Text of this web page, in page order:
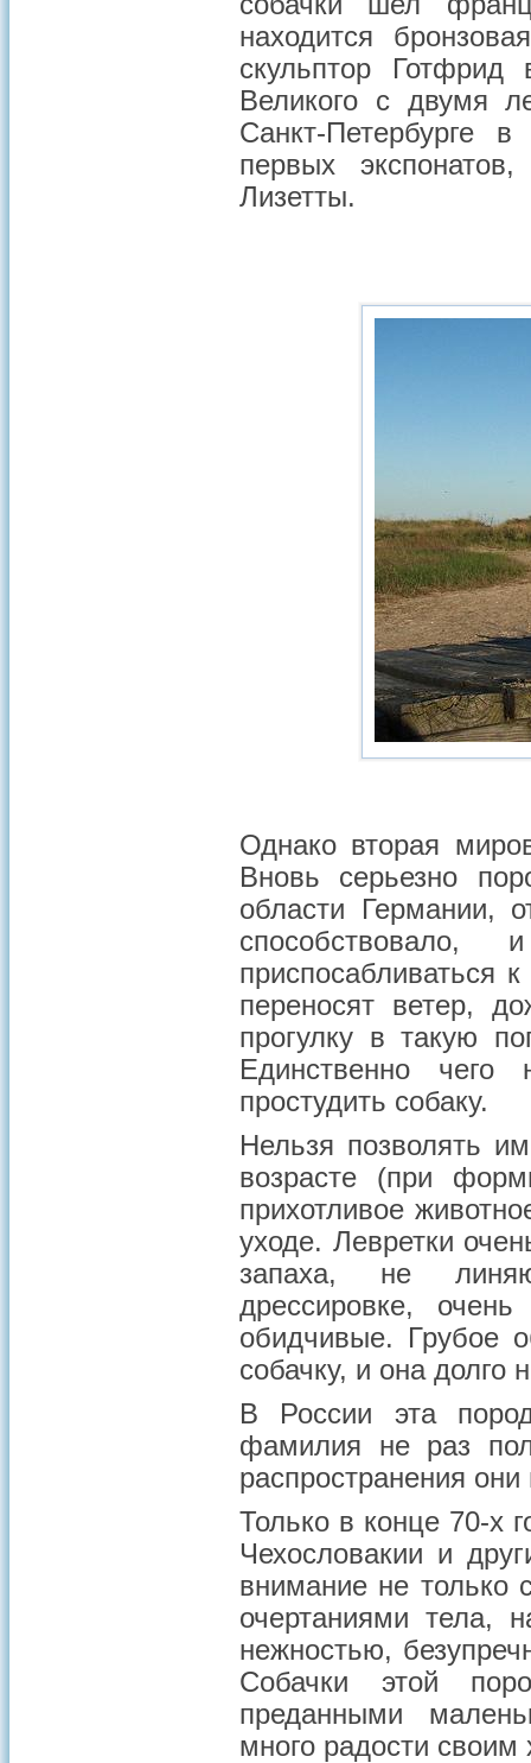
находится
скульптор
Великого с двумя
Санкт-Петербурге
первых
Лизетты.
Однако вторая
Вновь серьезно
области Германии,
способствовало,
приспосабливаться
переносят ветер,
прогулку в такую
Единственно чего
простудить собаку.
Нельзя позволять
возрасте (при
прихотливое
уходе. Левретки
запаха, не
дрессировке,
обидчивые. Грубое
собачку, и она долго
В России эта
фамилия не раз
распространения
Только в конце 70-х
Чехословакии и
внимание не
очертаниями тела,
нежностью,
Собачки этой
преданными
много радости своим